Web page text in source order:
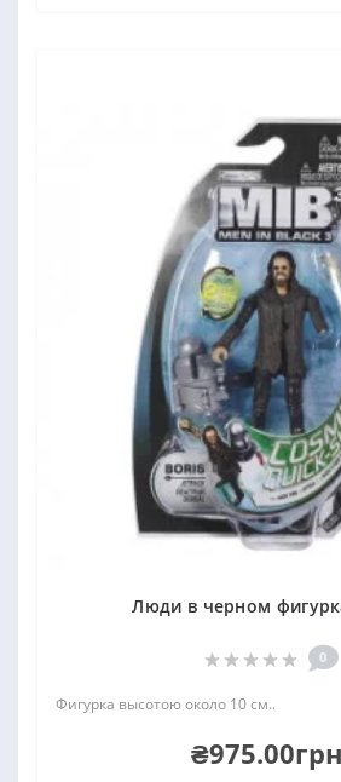
Люди в черном
0
Фигурка высотою около 10 см..